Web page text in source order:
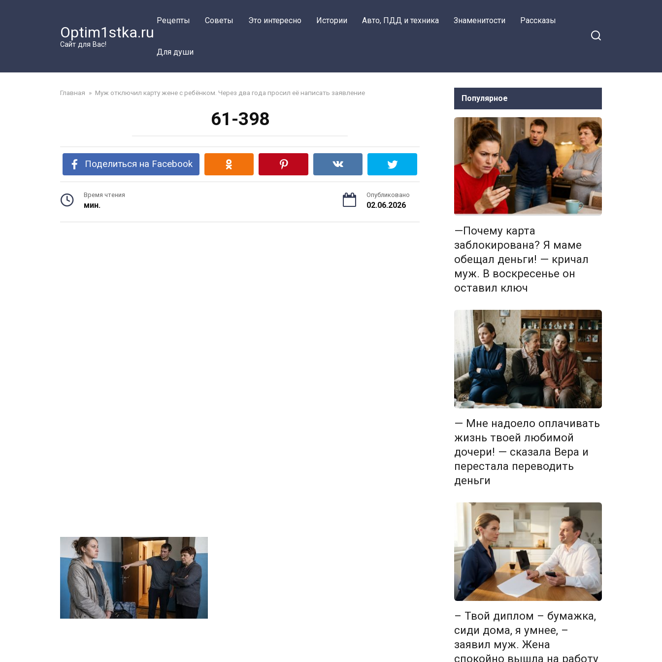
Optim1stka.ru
Сайт для Вас!
Рецепты Советы Это интересно Истории Авто, ПДД и техника Знаменитости Рассказы
Для души
Главная » Муж отключил карту жене с ребёнком. Через два года просил её написать заявление
61-398
Поделиться на Facebook
Время чтения
мин.
Опубликовано
02.06.2026
Популярное
—Почему карта
заблокирована? Я маме
обещал деньги! — кричал
муж. В воскресенье он
оставил ключ
— Мне надоело оплачивать
жизнь твоей любимой
дочери! — сказала Вера и
перестала переводить
деньги
– Твой диплом – бумажка,
сиди дома, я умнее, –
заявил муж. Жена
спокойно вышла на работу